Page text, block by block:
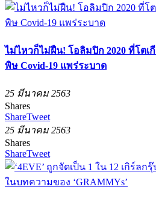
ไม่ไหวก็ไม่ฝืน! โอลิมปิก 2020 ที่โตเ
พิษ Covid-19 แพร่ระบาด
25 มีนาคม 2563
Shares
ShareTweet
25 มีนาคม 2563
Shares
ShareTweet